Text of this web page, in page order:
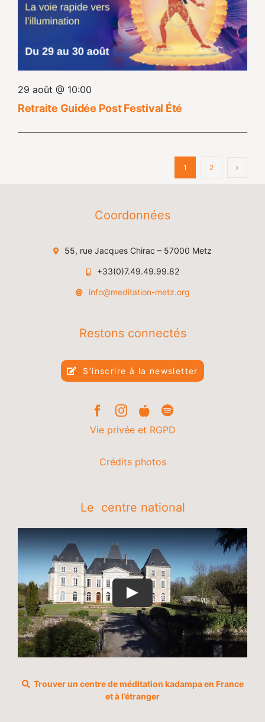
29 août @ 10:00
Retraite Guidée Post Festival Été
1 2
Coordonnées
55, rue Jacques Chirac – 57000 Metz
+33(0)7.49.49.99.82
info@meditation-metz.org
Restons connectés
S’inscrire à la newsletter
Vie privée et RGPD
Crédits photos
Le centre national
Trouver un centre de méditation kadampa en France
et à l’étranger